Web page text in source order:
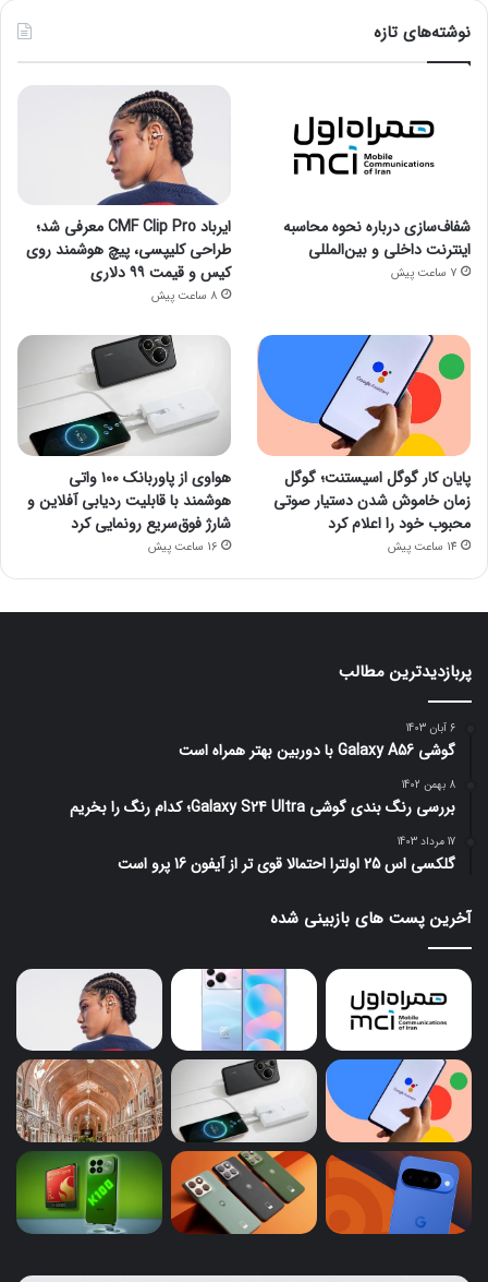
نوشته‌های تازه
شفاف‌سازی درباره نحوه محاسبه
اینترنت داخلی و بین‌المللی
7 ساعت پیش
ایرباد CMF Clip Pro معرفی شد؛
طراحی کلیپسی، پیچ هوشمند روی
کیس و قیمت ۹۹ دلاری
8 ساعت پیش
پایان کار گوگل اسیستنت؛ گوگل
زمان خاموش شدن دستیار صوتی
محبوب خود را اعلام کرد
14 ساعت پیش
هواوی از پاوربانک ۱۰۰ واتی
هوشمند با قابلیت ردیابی آفلاین و
شارژ فوق‌سریع رونمایی کرد
16 ساعت پیش
پربازدیدترین مطالب
6 آبان 1403
گوشی Galaxy A56 با دوربین بهتر همراه است
8 بهمن 1402
بررسی رنگ بندی گوشی Galaxy S24 Ultra؛ کدام رنگ را بخریم
17 مرداد 1403
گلکسی اس 25 اولترا احتمالا قوی تر از آیفون 16 پرو است
آخرین پست های بازبینی شده